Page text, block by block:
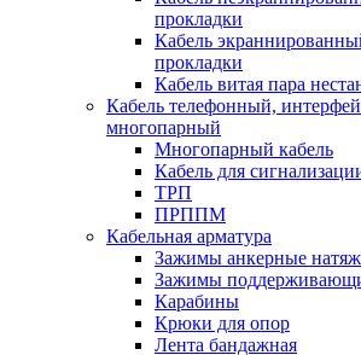
прокладки
Кабель
прокладки
Кабель витая пара
Кабель телефонный,
многопарный
Многопарный кабель
Кабель для
ТРП
ПРППМ
Кабельная арматура
Зажимы анкерные
Зажимы
Карабины
Крюки для опор
Лента бандажная